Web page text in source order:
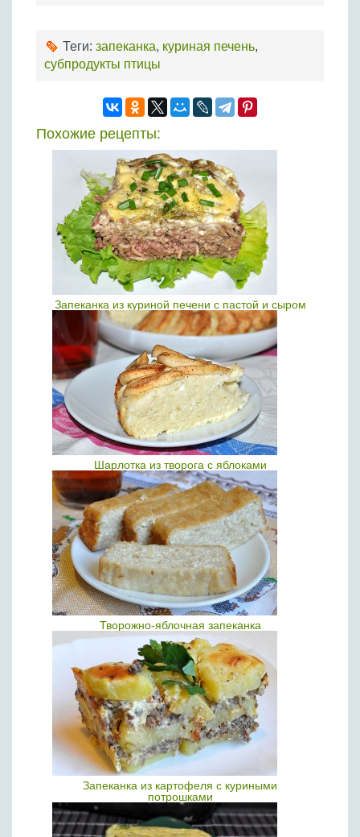
Теги: запеканка, куриная печень,
субпродукты птицы
Похожие рецепты:
Запеканка из куриной печени с пастой и сыром
Шарлотка из творога с яблоками
Творожно-яблочная запеканка
Запеканка из картофеля с куриными
потрошками